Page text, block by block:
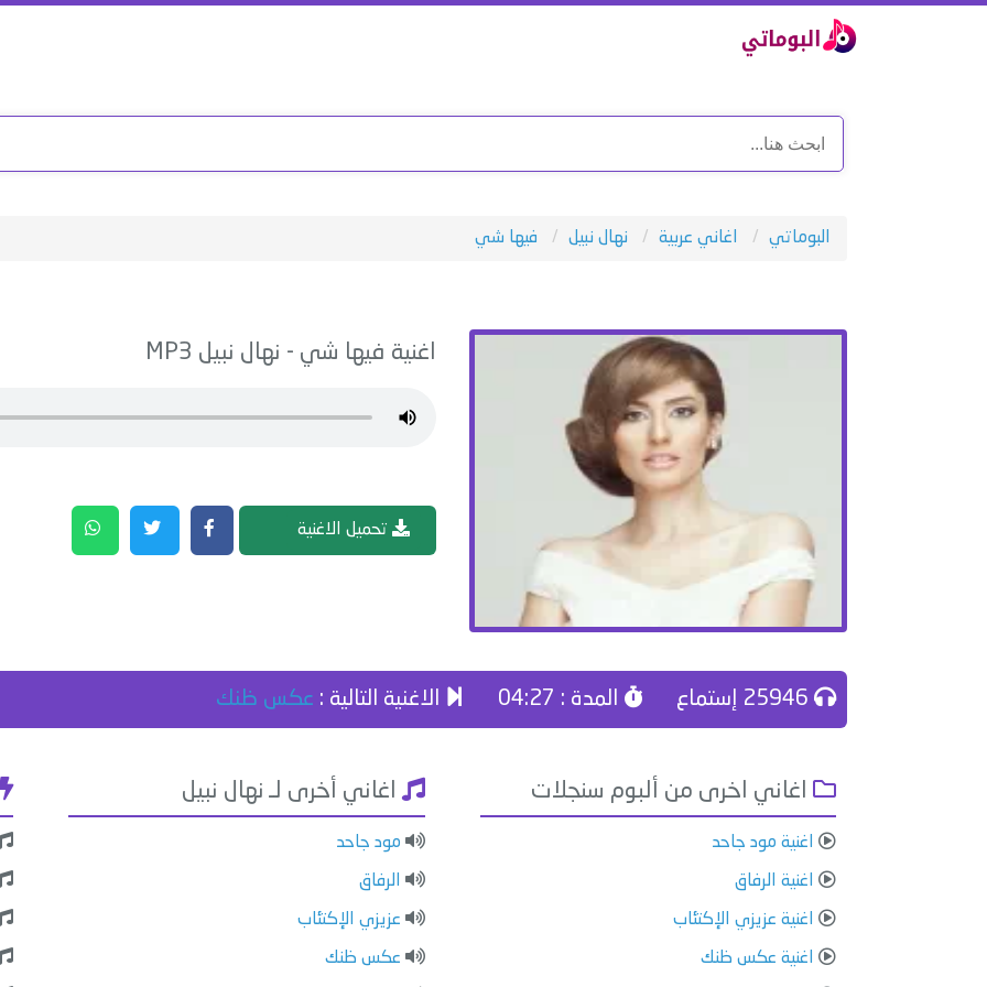
البوماتي اغاني عربية نهال نبيل فيها شي
اغنية فيها شي - نهال نبيل
تحميل الاغنية
المدة : 04:27 الاغنية التالية : عكس ظنك
اغاني اخرى من ألبوم سنجلات
اغنية مود جاحد
اغنية الرفاق
اغنية عزيزي الإكتئاب
اغنية عكس ظنك
اغاني أخرى لـ نهال نبيل
مود جاحد
الرفاق
عزيزي الإكتئاب
عكس ظنك